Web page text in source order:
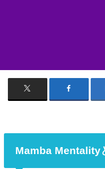
Mamba Mentality